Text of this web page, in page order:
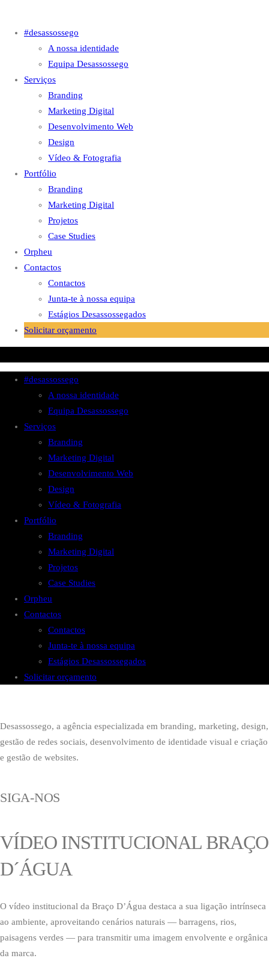
#desassossego
A nossa identidade
Equipa Desassossego
Serviços
Branding
Marketing Digital
Desenvolvimento Web
Design
Vídeo & Fotografia
Portfólio
Branding
Marketing Digital
Projetos
Case Studies
Orpheu
Contactos
Contactos
Junta-te à nossa equipa
Estágios Desassossegados
Solicitar orçamento
#desassossego
A nossa identidade
Equipa Desassossego
Serviços
Branding
Marketing Digital
Desenvolvimento Web
Design
Vídeo & Fotografia
Portfólio
Branding
Marketing Digital
Projetos
Case Studies
Orpheu
Contactos
Contactos
Junta-te à nossa equipa
Estágios Desassossegados
Solicitar orçamento
Desassossego, a agência especializada em branding, marketing, design,
gestão de redes sociais, desenvolvimento de identidade visual e criação
e gestão de websites.
SIGA-NOS
VÍDEO INSTITUCIONAL BRAÇO
D´ÁGUA
O vídeo institucional da Braço D’Água destaca a sua ligação intrínseca
ao ambiente, aproveitando cenários naturais — barragens, rios,
paisagens verdes — para transmitir uma imagem envolvente e orgânica
da marca.